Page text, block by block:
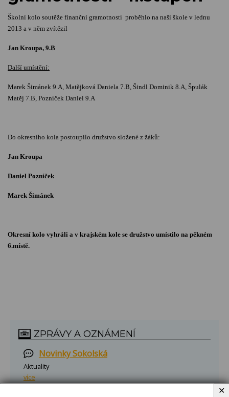
Školní kolo soutěže finanční gramotnosti proběhlo na naší škole v lednu
2013 a v něm zvítězil
Jan Kroupa, 9.B
Další umístění:
Marek Šimánek 9.A, Matějková Daniela 7.B, Šindl Dominik 8.A, Špulák
Matěj 7.B, Pozníček Daniel 9.A
Do okresního kola postoupilo družstvo složené z žáků:
Jan Kroupa
Daniel Pozníček
Marek Šimánek
Okresní kolo vyhráli a v krajském kole se družstvo umístilo na pěkném
6.místě.
ZPRÁVY A OZNÁMENÍ
Novinky Sokolská
Aktuality
více
✕